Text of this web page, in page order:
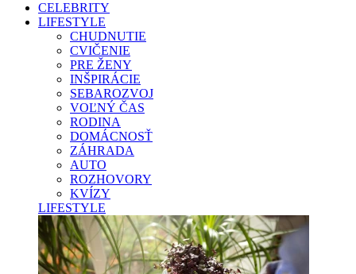
CELEBRITY
LIFESTYLE
CHUDNUTIE
CVIČENIE
PRE ŽENY
INŠPIRÁCIE
SEBAROZVOJ
VOĽNÝ ČAS
RODINA
DOMÁCNOSŤ
ZÁHRADA
AUTO
ROZHOVORY
KVÍZY
LIFESTYLE